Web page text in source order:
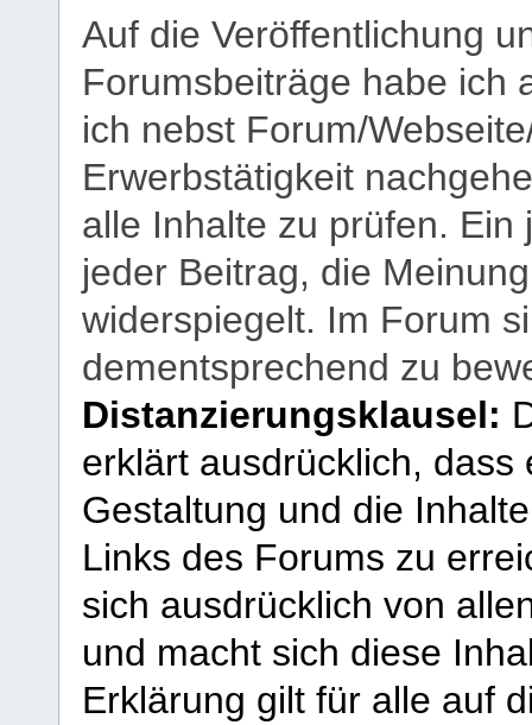
Auf die Veröffentlichung
Forumsbeiträge habe ich
ich nebst Forum/
Erwerbstätigkeit
alle Inhalte zu prüfen.
jeder Beitrag, die
widerspiegelt. Im Forum
dementsprechend zu
Distanzierungsklausel:
erklärt ausdrücklich,
Gestaltung und die
Links des Forums zu
sich ausdrücklich von
und macht sich diese
Erklärung gilt für alle auf